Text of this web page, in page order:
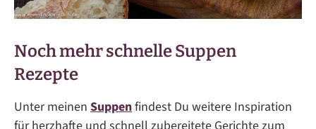
Noch mehr schnelle Suppen
Rezepte
Unter meinen Suppenfindest Du weitere Inspiration